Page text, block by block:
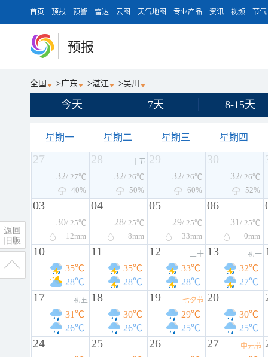
首页 预报 预警 雷达 云图 天气地图 专业产品 资讯 视频 节气
预报
全国 >广东 >湛江 >吴川
今天 7天 8-15天
星期一 星期二 星期三 星期四
27
32/ 27℃
40%
28 十五
32/ 26℃
50%
29
32/ 26℃
60%
30
32/ 26℃
52%
03
30/ 25℃
12mm
04
28/ 25℃
8mm
05
29/ 25℃
33mm
06
31 / 25℃
0mm
10
35℃
28℃
11
35℃
28℃
12 三十
33℃
28℃
13 初一
32℃
27℃
17 初五
31℃
26℃
18
30℃
26℃
19 七夕节
29℃
25℃
20
30℃
25℃
24 25 26 27 中元节